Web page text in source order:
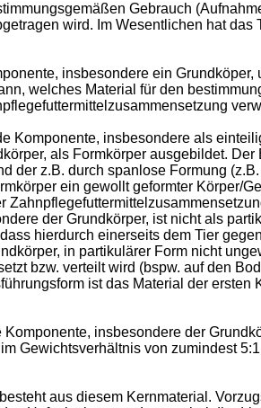
Gebrauch
wird. Im Wesentlichen hat das
insbesondere ein Grundköper,
welches Material für den
Komponente, insbesondere als
als Formkörper ausgebildet.
der z.B. durch spanlose Formung
ein gewollt geformter Körper/
der Grundkörper, ist nicht als
hierdurch einerseits dem Tier
in partikulärer Form nicht
bzw. verteilt wird (bspw. auf den
ist das Material der ersten
insbesondere der
Gewichtsverhältnis von zumindest
aus diesem Kernmaterial.